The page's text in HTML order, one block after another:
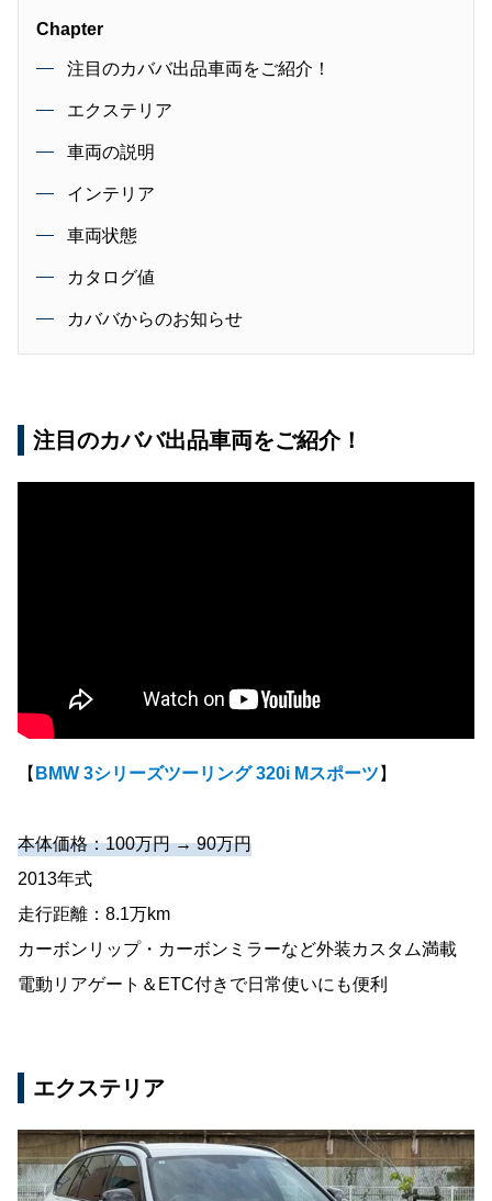
Chapter
注目のカババ出品車両をご紹介！
エクステリア
車両の説明
インテリア
車両状態
カタログ値
カババからのお知らせ
注目のカババ出品車両をご紹介！
【 BMW 3シリーズツーリング 320i Mスポーツ 】
本体価格：100万円 → 90万円
2013年式
走行距離：8.1万km
カーボンリップ・カーボンミラーなど外装カスタム満載
電動リアゲート＆ETC付きで日常使いにも便利
エクステリア